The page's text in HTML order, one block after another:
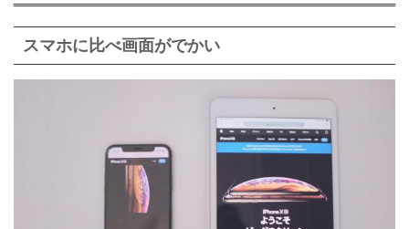
スマホに比べ画面がでかい